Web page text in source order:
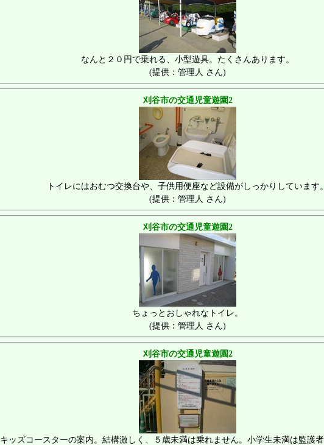
なんと２０円で乗れる、小型遊具。たくさんあります。
(提供：管理人 さん)
刈谷市の交通児童遊園2
トイレにはおむつ交換台や、子供用便座など設備がしっかりしています
(提供：管理人 さん)
刈谷市の交通児童遊園2
ちょっとおしゃれなトイレ。
(提供：管理人 さん)
刈谷市の交通児童遊園2
キッズコースターの案内。結構激しく、５歳未満は乗れません。小学生未満は監護